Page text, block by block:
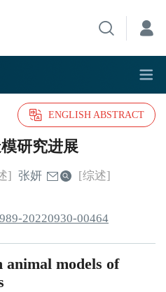
ENGLISH ABSTRACT
研究进展
] 张妍
[综述]
20220930-00464
animal models of